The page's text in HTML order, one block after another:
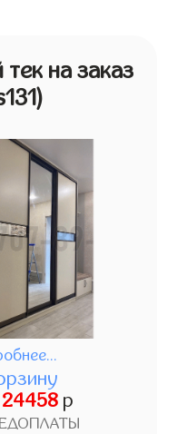
на заказ
24458 р